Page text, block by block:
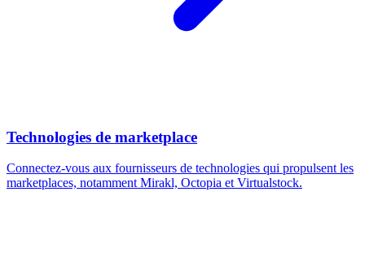
Technologies de marketplace
Connectez-vous aux fournisseurs de technologies qui propulsent les
marketplaces, notamment Mirakl, Octopia et Virtualstock.